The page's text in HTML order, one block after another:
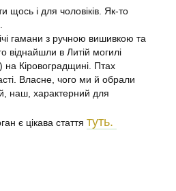
щось і для чоловіків. Як-то
гамани з ручною вишивкою та
віднайшли в Литій могилі
на Кіровоградщині. Птах
Власне, чого ми й обрали
наш, характерний для
є цікава стаття туть.